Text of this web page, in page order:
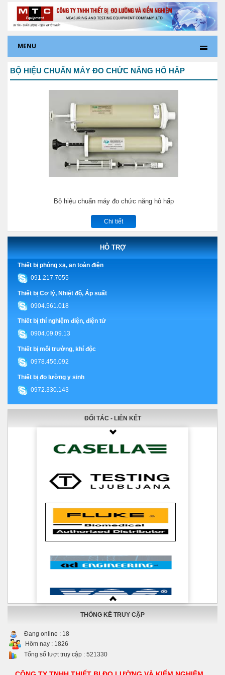
MENU
BỘ HIỆU CHUẨN MÁY ĐO CHỨC NĂNG HÔ HẤP
Bộ hiệu chuẩn máy đo chức năng hô hấp
Chi tiết
HỖ TRỢ
Thiết bị phóng xạ, an toàn điện
091.217.7055
Thiết bị Cơ lý, Nhiệt độ, Áp suất
0904.561.018
Thiết bị thí nghiệm điện, điện tử
0904.09.09.13
Thiết bị môi trường, khí độc
0978.456.092
Thiết bị đo lường y sinh
0972.330.143
ĐỐI TÁC - LIÊN KẾT
THỐNG KÊ TRUY CẬP
Đang online : 18
Hôm nay : 1826
Tổng số lượt truy cập : 521330